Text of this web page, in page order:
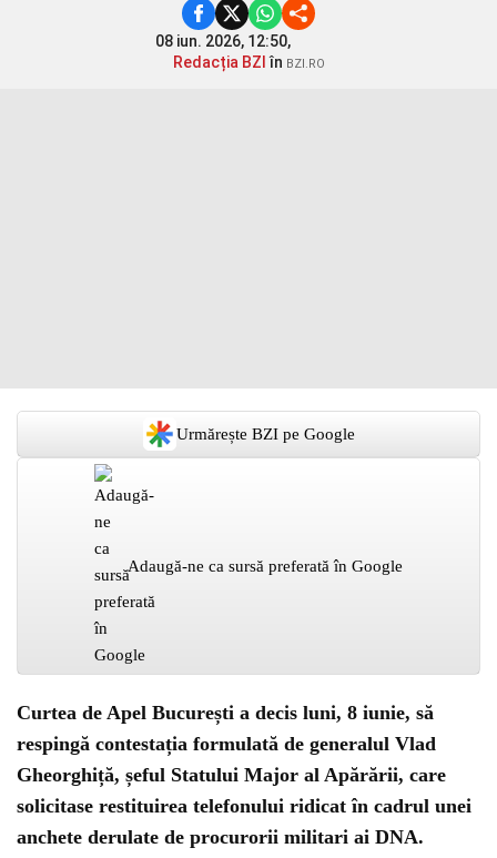
08 iun. 2026, 12:50,
Redacția BZI în BZI.RO
Urmărește BZI pe Google
Adaugă-ne ca sursă preferată în Google
Curtea de Apel București a decis luni, 8 iunie, să
respingă contestația formulată de generalul Vlad
Gheorghiță, șeful Statului Major al Apărării, care
solicitase restituirea telefonului ridicat în cadrul unei
anchete derulate de procurorii militari ai DNA.